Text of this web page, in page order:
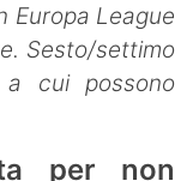
Europa League
Sesto/settimo
cui possono
per non